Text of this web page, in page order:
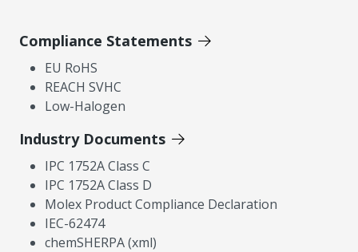
Compliance Statements
EU RoHS
REACH SVHC
Low-Halogen
Industry Documents
IPC 1752A Class C
IPC 1752A Class D
Molex Product Compliance Declaration
IEC-62474
chemSHERPA (xml)